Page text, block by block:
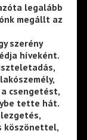
legalább
megállt az
szerény
híveként.
csengetést,
tette hát.
köszönettel,